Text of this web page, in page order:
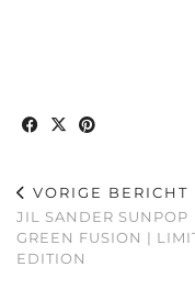
VORIGE BERICHT
JIL SANDER SUNPOP
GREEN FUSION |
EDITION